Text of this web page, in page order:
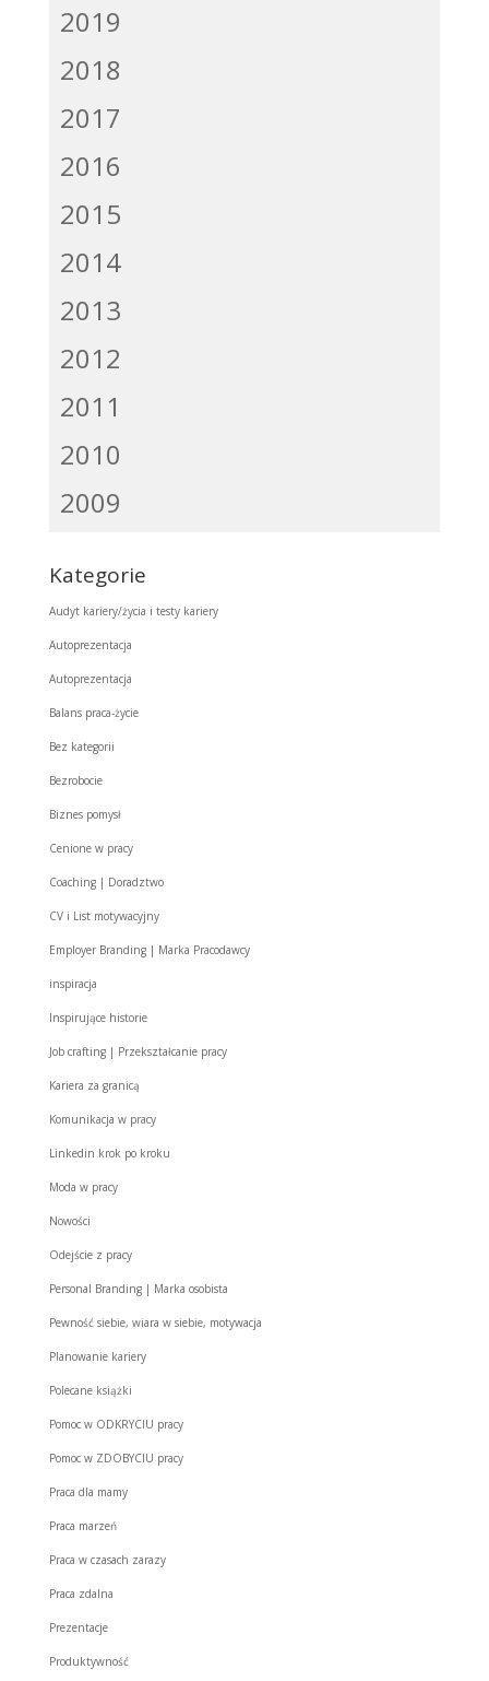
2019
2018
2017
2016
2015
2014
2013
2012
2011
2010
2009
Kategorie
Audyt kariery/życia i testy kariery
Autoprezentacja
Autoprezentacja
Balans praca-życie
Bez kategorii
Bezrobocie
Biznes pomysł
Cenione w pracy
Coaching | Doradztwo
CV i List motywacyjny
Employer Branding | Marka Pracodawcy
inspiracja
Inspirujące historie
Job crafting | Przekształcanie pracy
Kariera za granicą
Komunikacja w pracy
Linkedin krok po kroku
Moda w pracy
Nowości
Odejście z pracy
Personal Branding | Marka osobista
Pewność siebie, wiara w siebie, motywacja
Planowanie kariery
Polecane książki
Pomoc w ODKRYCIU pracy
Pomoc w ZDOBYCIU pracy
Praca dla mamy
Praca marzeń
Praca w czasach zarazy
Praca zdalna
Prezentacje
Produktywność